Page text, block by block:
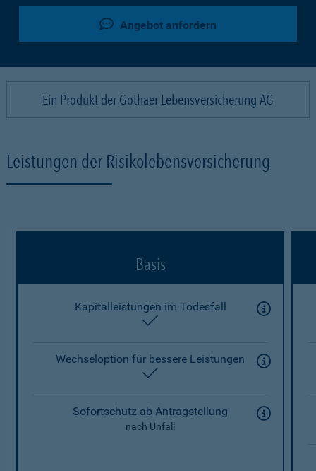
Angebot anfordern
Ein Produkt der Gothaer Lebensversicherung AG
Leistungen der Risikolebensversicherung
Basis
Kapitalleistungen im Todesfall
Wechseloption für bessere Leistungen
Sofortschutz ab Antragstellung
nach Unfall